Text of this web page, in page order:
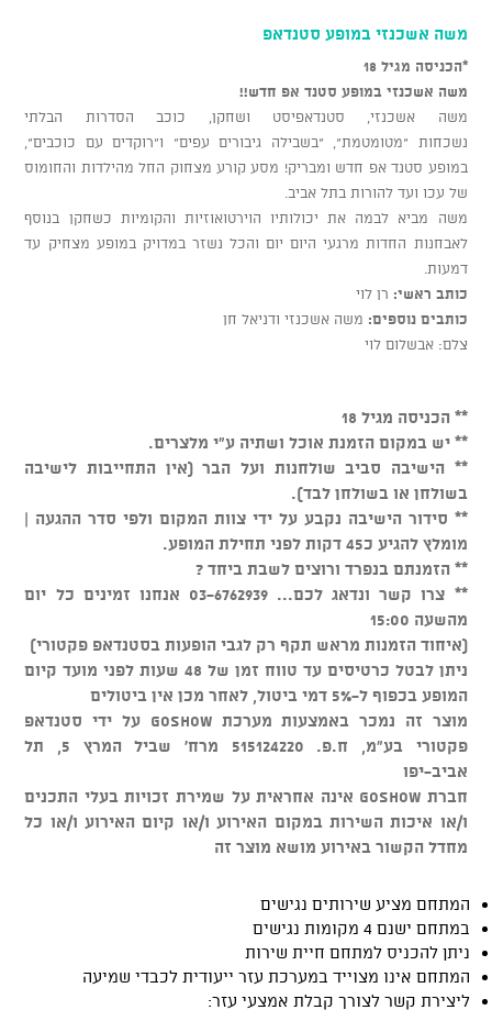
משה אשכנזי במופע סטנדאפ
*הכניסה מגיל 18
משה אשכנזי במופע סטנד אפ חדש!!
משה אשכנזי, סטנדאפיסט ושחקן, כוכב הסדרות הבלתי
נשכחות "מטומטמת", "בשבילה גיבורים עפים" ו"רוקדים עם כוכבים",
במופע סטנד אפ חדש ומבריק! מסע קורע מצחוק החל מהילדות והחומוס
של עכו ועד להורות בתל אביב.
משה מביא לבמה את יכולותיו הוירטואוזיות והקומיות כשחקן בנוסף
לאבחנות החדות מרגעי היום יום והכל נשזר במדויק במופע מצחיק עד
דמעות.
כותב ראשי: רן לוי
כותבים נוספים: משה אשכנזי ודניאל חן
צלם: אבשלום לוי
** הכניסה מגיל 18
** יש במקום הזמנת אוכל ושתיה ע"י מלצרים.
** הישיבה סביב שולחנות ועל הבר (אין התחייבות לישיבה
בשולחן או בשולחן לבד).
** סידור הישיבה נקבע על ידי צוות המקום ולפי סדר ההגעה |
מומלץ להגיע כ45 דקות לפני תחילת המופע.
** הזמנתם בנפרד ורוצים לשבת ביחד ?
** צרו קשר ונדאג לכם... 03-6762939 אנחנו זמינים כל יום
מהשעה 15:00
(איחוד הזמנות מראש תקף רק לגבי הופעות בסטנדאפ פקטורי)
ניתן לבטל כרטיסים עד טווח זמן של 48 שעות לפני מועד קיום
המופע בכפוף ל-5% דמי ביטול, לאחר מכן אין ביטולים
מוצר זה נמכר באמצעות מערכת GOSHOW על ידי סטנדאפ
פקטורי בע"מ, ח.פ. 515124220 מרח' שביל המרץ 5, תל
אביב-יפו
חברת GOSHOW אינה אחראית על שמירת זכויות בעלי התכנים
ו/או איכות השירות במקום האירוע ו/או קיום האירוע ו/או כל
מחדל הקשור באירוע מושא מוצר זה
המתחם מציע שירותים נגישים
במתחם ישנם 4 מקומות נגישים
ניתן להכניס למתחם חיית שירות
המתחם אינו מצוייד במערכת עזר ייעודית לכבדי שמיעה
ליצירת קשר לצורך קבלת אמצעי עזר: